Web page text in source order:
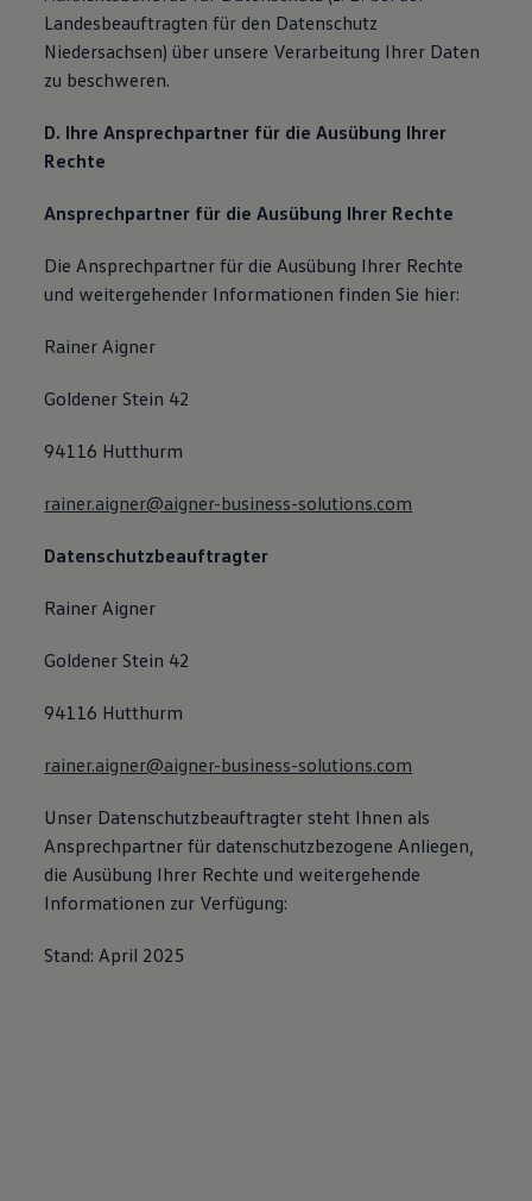
Landesbeauftragten für den Datenschutz
Niedersachsen) über unsere Verarbeitung Ihrer Daten
zu beschweren.
D. Ihre Ansprechpartner für die Ausübung Ihrer
Rechte
Ansprechpartner für die Ausübung Ihrer Rechte
Die Ansprechpartner für die Ausübung Ihrer Rechte
und weitergehender Informationen finden Sie hier:
Rainer Aigner
Goldener Stein 42
94116 Hutthurm
rainer.aigner@aigner-business-solutions.com
Datenschutzbeauftragter
Rainer Aigner
Goldener Stein 42
94116 Hutthurm
rainer.aigner@aigner-business-solutions.com
Unser Datenschutzbeauftragter steht Ihnen als
Ansprechpartner für datenschutzbezogene Anliegen,
die Ausübung Ihrer Rechte und weitergehende
Informationen zur Verfügung:
Stand: April 2025